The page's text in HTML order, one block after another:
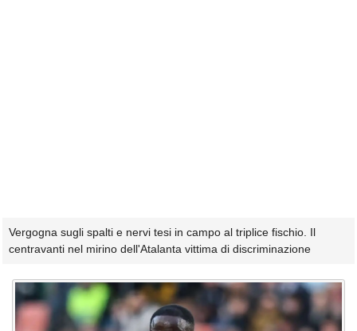
Vergogna sugli spalti e nervi tesi in campo al triplice fischio. Il
centravanti nel mirino dell'Atalanta vittima di discriminazione